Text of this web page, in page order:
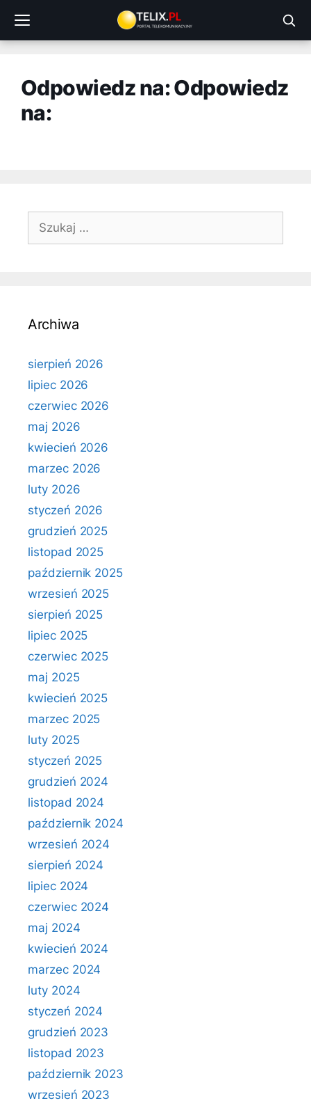
treści
Odpowiedz na: Odpowiedz
na:
Szukaj:
Archiwa
sierpień 2026
lipiec 2026
czerwiec 2026
maj 2026
kwiecień 2026
marzec 2026
luty 2026
styczeń 2026
grudzień 2025
listopad 2025
październik 2025
wrzesień 2025
sierpień 2025
lipiec 2025
czerwiec 2025
maj 2025
kwiecień 2025
marzec 2025
luty 2025
styczeń 2025
grudzień 2024
listopad 2024
październik 2024
wrzesień 2024
sierpień 2024
lipiec 2024
czerwiec 2024
maj 2024
kwiecień 2024
marzec 2024
luty 2024
styczeń 2024
grudzień 2023
listopad 2023
październik 2023
wrzesień 2023